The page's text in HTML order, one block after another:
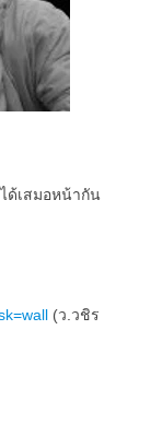
ด้เสมอหน้ากัน
(ว.วชิร